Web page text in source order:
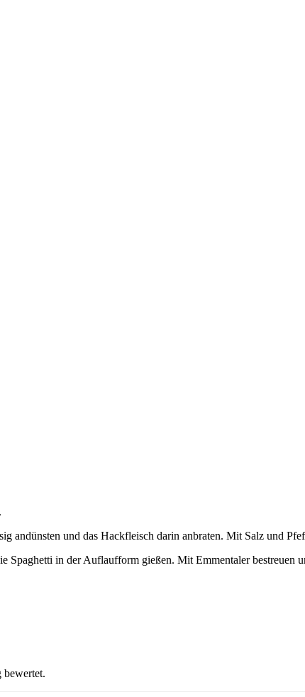
andünsten und das Hackfleisch darin anbraten. Mit Salz und
Spaghetti in der Auflaufform gießen. Mit Emmentaler bestreuen
bewertet.